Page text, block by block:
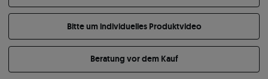
Bitte um individuelles Produktvideo
Beratung vor dem Kauf